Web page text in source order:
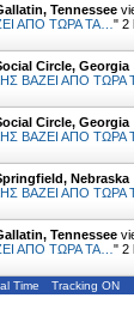
Tennessee
ΑΠΟ ΤΩΡΑ ΤΑ… " 2
Circle, Georgia
ΒΑΖΕΙ ΑΠΟ ΤΩΡΑ
Circle, Georgia
ΒΑΖΕΙ ΑΠΟ ΤΩΡΑ
Nebraska
ΒΑΖΕΙ ΑΠΟ ΤΩΡΑ
Tennessee
ΑΠΟ ΤΩΡΑ ΤΑ… " 2
Time Tracking ON